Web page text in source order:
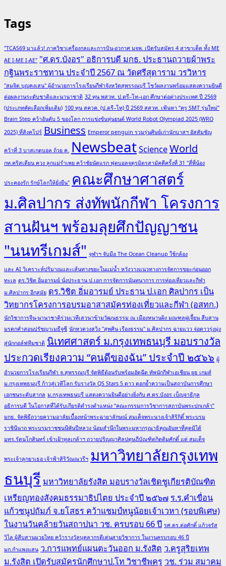
Tags
"TCAS69 มาแล้ว! ภาควิชาเครื่องกลและการบิน-อวกาศ มจพ. เปิดรับสมัคร 4 สาขาเด็ด ทั้ง ME
AE I-ME I-AE" "ศ.ดร.บังอร" อธิการบดี มกธ. ประธานถวายผ้าพระ
กฐินพระราชทาน ประจำปี 2567 ณ วัดศรีสุดาราม วรวิหาร
"สมจิต บุญคงเสน" ผู้อำนวยการโรงเรียนกีฬาจังหวัดสุพรรณบุรี โชว์ผลงานพร้อมแสดงความยินดี
ต่อผลงานระดับชาติและนานาชาติ 32 ทุน พสวท. ป.ตรี–โท–เอก ศึกษาต่อต่างประเทศ ปี 2569
(ประเภทคัดเลือกเพิ่มเติม) 100 ทุน สควค. (ป.ตรี–โท) ปี 2569 สสวท. เฟ้นหา “ครู SMT รุ่นใหม่”
Brain Step คว้าอันดับ 5 ของโลก การแข่งขันหุ่นยนต์ World Robot Olympiad 2025 (WRO
2025) ที่สิงคโปร์ Business Emperor penguin รวมรุ่นศิษย์เก่านักบาสฯ อัสสัมชัญ
คว้าที่ 3 บาสเกตบอล ถ้วย ค. NewsbeatScienceWorld
กท.คริสเตียน ควง ลูกแม่รำเพย คว้าชัยนัดแรก ฟุตบอลจตุรมิตรสามัคคีครั้งที่ 31 "สี่พี่น้อง
ประคองรัก รักษ์โลกให้ยั่งยืน" คณะศึกษาศาสตร์
ม.ศิลปากร ส่งทัพนักกีฬา โครงการ
สานฝันฯ พร้อมลุยศึกปัญญาชน
"นนทรีเกมส์" จุฬาฯ จับมือ The Ocean Cleanup ใช้กล้อง
และ AI วิเคราะห์ปริมาณและเส้นทางขยะในแม่น้ำ หวังวางแนวทางการจัดการขยะก่อนออก
ทะเล ดร.วิชิต อิ่มอารมย์ นั่งประธาน ป.เอก การจัดการนันทนาการ การท่องเที่ยวและกีฬา
ม.ศิลปากร อีกสมัย ดร.วิชิต อิ่มอารมย์ ประธาน ป.เอก ศิลปากร เป็น
วิทยากรโครงการอบรมอาสาสมัครท่องเที่ยวและกีฬา (อสทก.)
นักวิชาการจีน-นานาชาติร่วมเวทีเสวนาข้ามวัฒนธรรม ณ เมืองหนานผิง มณฑลฝูเจี้ยน สืบสาน
มรดกคำสอนปรัชญาเมธีจูซี นักหวดวงสวิง "สุพศิน เรืองธรรม" ม.ศิลปากร ฉายแวว จ่อดาวรุ่งมุ่ง
สู่นักกอล์ฟทีมชาติ นิเทศศาสตร์ ม.กรุงเทพธนบุรี มอบรางวัล
ประกวดเรียงความ “คนดีของฉัน” ประจำปี ๒๕๖๖ ผู้
อำนวยการโรงเรียนกีฬา จ.สุพรรณบุรี จัดพิธีต้อนรับพร้อมอัดฉีด ทัพนักกีฬาเอเชียน ยูธ เกมส์
ม.กรุงเทพธนบุรี ก้าวสู่เวทีโลก รับรางวัล QS Stars 5 ดาว ตอกย้ำความเป็นสถาบันการศึกษา
เอกชนระดับสากล ม.กรุงเทพธนบุรี แสดงความยินดีอย่างยิ่งกับ ศ.ดร.บังอร เบ็ญจาธิกุล
อธิการบดี ในโอกาสที่ได้รับเกียรติดำรงตำแหน่ง “คณะกรรมการวิชาการสถาบันพระปกเกล้า”
มกธ. จัดพิธีถวายความอาลัยเบื้องหน้าพระฉายาลักษณ์ สมเด็จพระนางเจ้าสิริกิติ์ พระบรม
ราชินีนาถ พระบรมราชชนนีพันปีหลวง น้อมสำนึกในพระมหากรุณาธิคุณอันหาที่สุดมิได้
มทร.รัตนโกสินทร์ เข้าเฝ้าทูลเกล้าฯ ถวายปริญญาศิลปดุษฎีบัณฑิตกิตติมศักดิ์ แด่ สมเด็จ
พระเจ้าลูกยาเธอ เจ้าฟ้าสิริวัณณวรีฯ มหาวิทยาลัยกรุงเทพ
ธนบุรี มหาวิทยาลัยรังสิต มอบรางวัลเชิดชูเกียรติบัณฑิต
เหรียญทองสังคมธรรมาธิปไตย ประจำปี ๒๕๖๗ ร.ร.คำเขื่อน
แก้วชนูปถัมภ์ จ.ยโสธร คว้าแชมป์หนูน้อยเจ้าเวหา (รอบพิเศษ)
ในงานวันคล้ายวันสถาปนา วช. ครบรอบ 66 ปี รศ.ดร.ต่อศักดิ์ แก้วจรัส
วิไล ผู้สืบสานมวยไทย คว้ารางวัลบุคลากรดีเด่นสายวิชาการ ในงานครบรอบ 46 ปี
มก.กำแพงแสน ว.การแพทย์แผนตะวันออก ม.รังสิต ว.ครูสุริยเทพ
ม.รังสิต เปิดรับสมัครนักศึกษาป.โท วิชาชีพครู วช. ร่วม สมาคม